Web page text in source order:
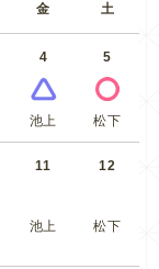
金 土
4
池上
5
松下
11
池上
12
松下